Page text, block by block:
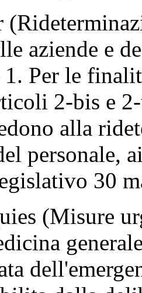
aziende e
1. Per le
2-bis e
alla
personale,
30
(Misure